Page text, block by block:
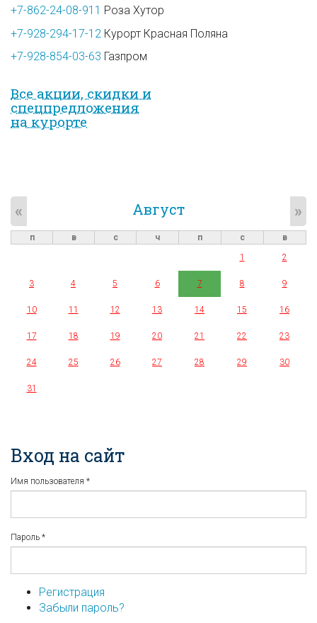
+7-862-24-08-911 Роза Хутор
+7-928-294-17-12 Курорт Красная Поляна
+7-928-854-03-63 Газпром
Все акции, скидки и
спец­предложе­ния
на курорте
Август
« »
п в с ч п с
в
1
2
3 4 5 6 7 8 9
10 11 12 13 14 15 16
17 18 19 20 21 22 23
24 25 26 27 28 29 30
31
Вход на сайт
Имя пользователя *
Пароль *
Регистрация
Забыли пароль?